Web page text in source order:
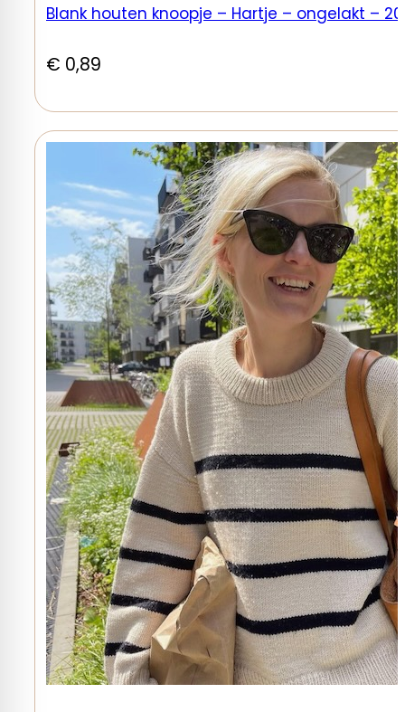
Blank houten knoopje – Hartje – ongelakt –
€ 0,89